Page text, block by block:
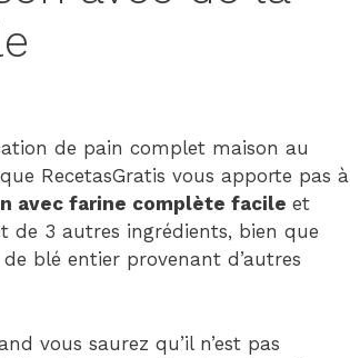
de pain complet maison au
RecetasGratis vous apporte pas à
avec farine complète facile et
de 3 autres ingrédients, bien que
blé entier provenant d’autres
vous saurez qu’il n’est pas